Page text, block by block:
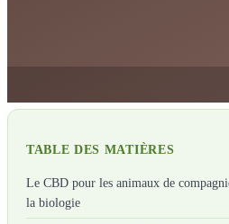
TABLE DES MATIÈRES
Le CBD pour les animaux de
la biologie